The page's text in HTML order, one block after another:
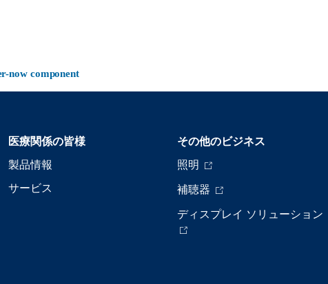
now component
医療関係の皆様
製品情報
サービス
その他のビジネス
照明
補聴器
ディスプレイ ソリューション